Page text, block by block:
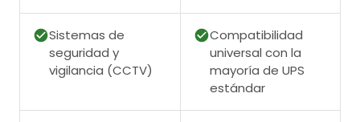
Sistemas de
seguridad y
vigilancia (CCTV)
Compatibilidad
universal con la
mayoría de UPS
estándar